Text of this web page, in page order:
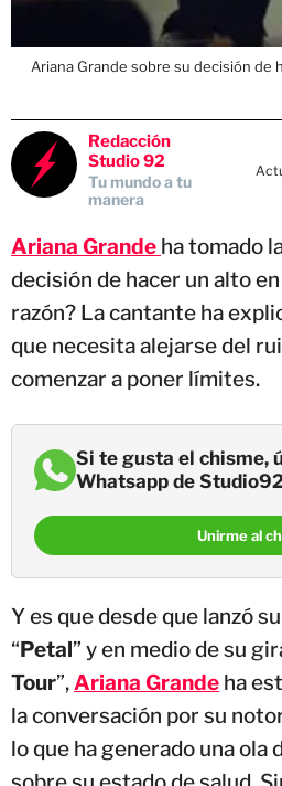
Ariana Grande sobre su decisión de
Redacción
Studio 92
Tu mundo a tu
manera
Ariana Grande ha tomado
decisión de hacer un alto
razón? La cantante ha
que necesita alejarse del
comenzar a poner límites.
Si te gusta el chisme,
Whatsapp de
Unirme al
Y es que desde que lanzó
“Petal” y en medio de su
Tour”,Ariana Grande ha
la conversación por su
lo que ha generado una ola